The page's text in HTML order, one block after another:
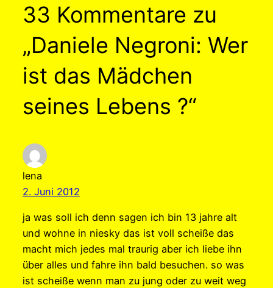
33 Kommentare zu
„Daniele Negroni: Wer
ist das Mädchen
seines Lebens ?“
lena
2. Juni 2012
ja was soll ich denn sagen ich bin 13 jahre alt
und wohne in niesky das ist voll scheiße das
macht mich jedes mal traurig aber ich liebe ihn
über alles und fahre ihn bald besuchen. so was
ist scheiße wenn man zu jung oder zu weit weg